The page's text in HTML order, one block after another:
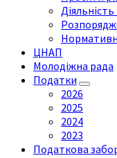
ЦНАП
Молодіжна рада
Податки
2026
2025
2024
2023
Податкова